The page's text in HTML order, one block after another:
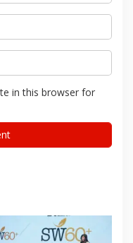
in this browser for